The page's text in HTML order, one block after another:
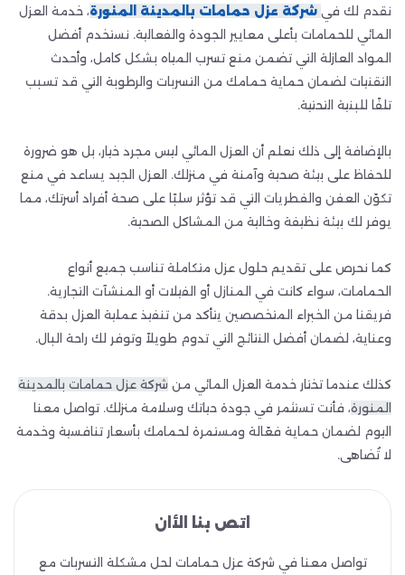
نقدم لك في شركة عزل حمامات بالمدينة المنورة، خدمة العزل
المائي للحمامات بأعلى معايير الجودة والفعالية. نستخدم أفضل
المواد العازلة التي تضمن منع تسرب المياه بشكل كامل، وأحدث
التقنيات لضمان حماية حمامك من التسربات والرطوبة التي قد تسبب
تلفًا للبنية التحتية.
بالإضافة إلى ذلك نعلم أن العزل المائي ليس مجرد خيار، بل هو ضرورة
للحفاظ على بيئة صحية وآمنة في منزلك. العزل الجيد يساعد في منع
تكوّن العفن والفطريات التي قد تؤثر سلبًا على صحة أفراد أسرتك، مما
يوفر لك بيئة نظيفة وخالية من المشاكل الصحية.
كما نحرص على تقديم حلول عزل متكاملة تناسب جميع أنواع
الحمامات، سواء كانت في المنازل أو الفيلات أو المنشآت التجارية.
فريقنا من الخبراء المتخصصين يتأكد من تنفيذ عملية العزل بدقة
وعناية، لضمان أفضل النتائج التي تدوم طويلاً وتوفر لك راحة البال.
كذلك عندما تختار خدمة العزل المائي من شركة عزل حمامات بالمدينة
المنورة، فأنت تستثمر في جودة حياتك وسلامة منزلك. تواصل معنا
اليوم لضمان حماية فعّالة ومستمرة لحمامك بأسعار تنافسية وخدمة
لا تُضاهى.
اتص بنا الأان
تواصل معنا في شركة عزل حمامات لحل مشكلة التسربات مع